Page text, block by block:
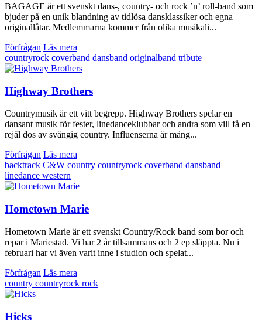
BAGAGE är ett svenskt dans-, country- och rock ’n’ roll-band som
bjuder på en unik blandning av tidlösa dansklassiker och egna
originallåtar. Medlemmarna kommer från olika musikali...
Förfrågan Läs mera
countryrock coverband dansband originalband tribute
Highway Brothers
Countrymusik är ett vitt begrepp. Highway Brothers spelar en
dansant musik för fester, linedanceklubbar och andra som vill få en
rejäl dos av svängig country. Influenserna är mång...
Förfrågan Läs mera
backtrack C&W country countryrock coverband dansband
linedance western
Hometown Marie
Hometown Marie är ett svenskt Country/Rock band som bor och
repar i Mariestad. Vi har 2 år tillsammans och 2 ep släppta. Nu i
februari har vi även varit inne i studion och spelat...
Förfrågan Läs mera
country countryrock rock
Hicks